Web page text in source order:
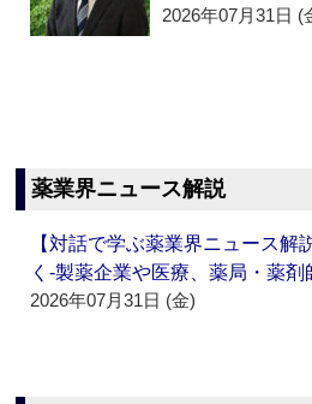
2026年07月31日 (
薬業界ニュース解説
【対話で学ぶ薬業界ニュース解
く‐製薬企業や医療、薬局・薬
2026年07月31日 (金)